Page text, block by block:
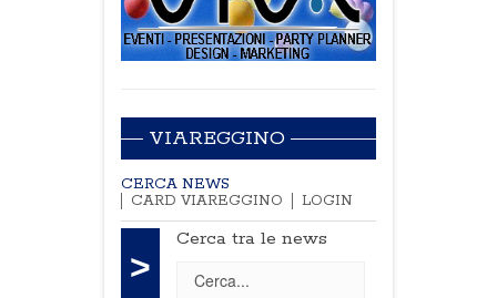
VIAREGGINO
CERCA NEWS
CARD VIAREGGINO
LOGIN
>
Cerca tra le news